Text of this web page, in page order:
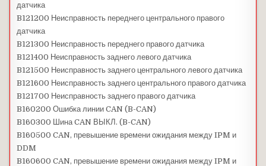
датчика
B121200 Неисправность переднего центрального правого
датчика
B121300 Неисправность переднего правого датчика
B121400 Неисправность заднего левого датчика
B121500 Неисправность заднего центрального левого датчика
B121600 Неисправность заднего центрального правого датчика
B121700 Неисправность заднего правого датчика
B160200 Ошибка линии CAN (B-CAN)
B160300 Шина CAN ВЫКЛ. (B-CAN)
B160500 CAN, превышение времени ожидания между IPM и
DDM
B160600 CAN, превышение времени ожидания между IPM и